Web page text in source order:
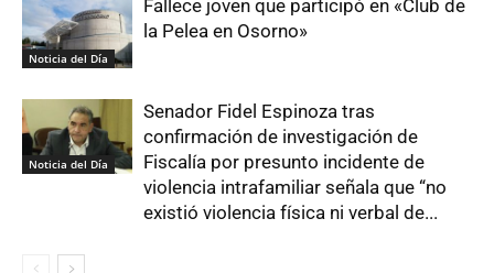
Noticia del Día
Fallece joven que participó en «Club de
la Pelea en Osorno»
Noticia del Día
Senador Fidel Espinoza tras
confirmación de investigación de
Fiscalía por presunto incidente de
violencia intrafamiliar señala que “no
existió violencia física ni verbal de...